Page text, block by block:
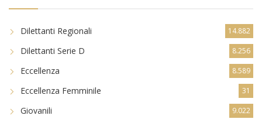
Dilettanti Regionali 14.882
Dilettanti Serie D 8.256
Eccellenza 8.589
Eccellenza Femminile 31
Giovanili 9.022